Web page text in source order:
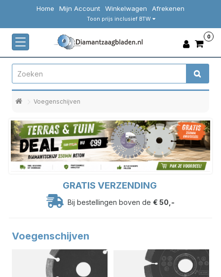
Home Mijn Account Winkelwagen Afrekenen
0
Toon prijs inclusief BTW
Voegenschijven
GRATIS VERZENDING
Bij bestellingen boven de € 50,-
Voegenschijven